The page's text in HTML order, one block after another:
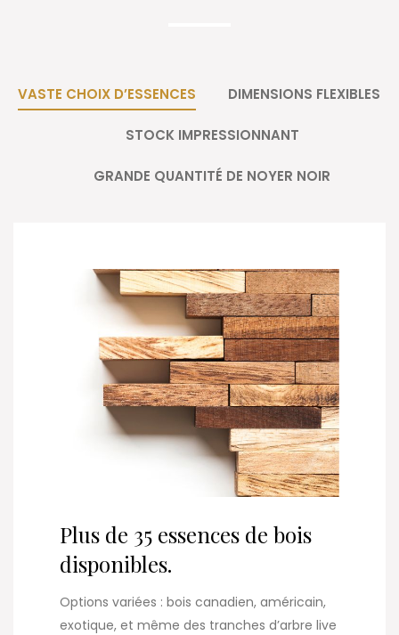
VASTE CHOIX D’ESSENCES DIMENSIONS FLEXIBLES
STOCK IMPRESSIONNANT
GRANDE QUANTITÉ DE NOYER NOIR
Plus de 35 essences de bois
disponibles.
Options variées : bois canadien, américain,
exotique, et même des tranches d’arbre live